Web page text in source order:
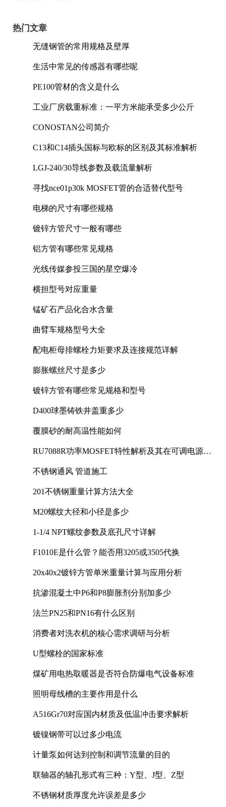
热门文章
无缝钢管的常用规格及壁厚
生活中常见的传感器有哪些呢
PE100管材的含义是什么
工业厂房载重标准：一平方米能承受多少公斤
CONOSTAN公司简介
C13和C14插头国标与欧标的区别及其标准解析
LGJ-240/30导线参数及载流量解析
寻找nce01p30k MOSFET管的合适替代型号
电梯的尺寸有哪些规格
镀锌方管尺寸一般有哪些
铝方管有哪些常见规格
光线传媒参投三国的星空爆冷
横担型号对应重量
锰矿石产品化合水含量
曲臂车规格型号大全
配电柜母排螺栓力矩要求及连接规范详解
膨胀螺丝尺寸是多少
镀锌方管有哪些常见规格和型号
D400球墨铸铁井盖重多少
覆膜砂的耐高温性能如何
RU7088R功率MOSFET特性解析及其在可调电源设
不锈钢通风 管道施工
201不锈钢重量计算方法大全
M20螺纹大径和小径是多少
1-1/4 NPT螺纹参数及底孔尺寸详解
F1010E是什么管？能否用3205或3505代换
20x40x2镀锌方管单米重量计算与应用分析
抗渗混凝土中P6和P8膨胀剂分别加多少
法兰PN25和PN16有什么区别
消费者对洗衣机的核心需求调研与分析
U型螺栓的国家标准
煤矿用电热取暖器是否符合防爆电气设备标准
照明母线槽的主要作用是什么
A516Gr70对应国内材质及低温冲击要求解析
镀镍钢带可以过多少电流
计量泵如何达到控制和调节流量的目的
联轴器的轴孔形式有三种：Y型、J型、Z型
不锈钢材质厚度允许误差是多少